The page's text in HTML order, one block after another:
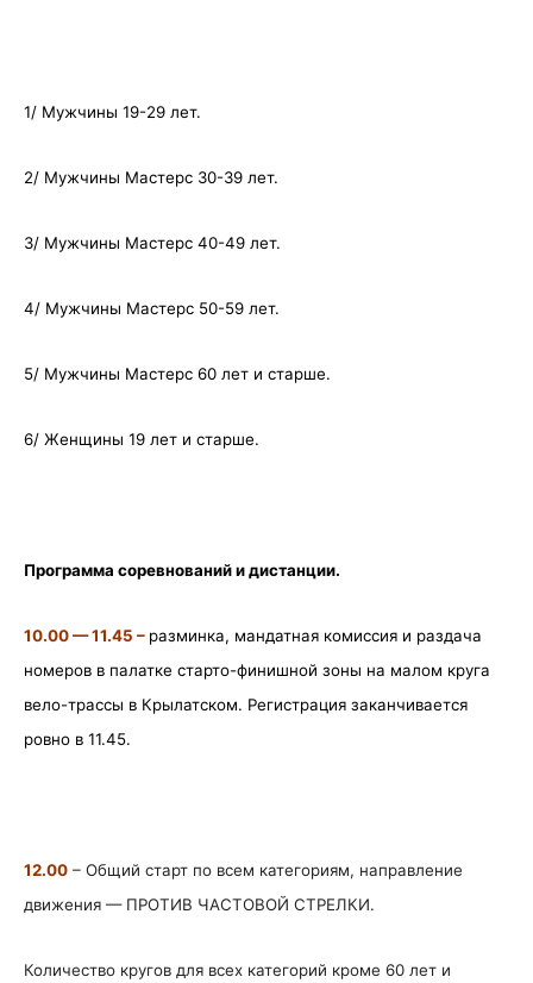
1/ Мужчины 19-29 лет.
2/ Мужчины Мастерс 30-39 лет.
3/ Мужчины Мастерс 40-49 лет.
4/ Мужчины Мастерc 50-59 лет.
5/ Мужчины Мастерс 60 лет и старше.
6/ Женщины 19 лет и старше.
Программа соревнований и дистанции.
10.00 — 11.45 – разминка, мандатная комиссия и раздача
номеров в палатке старто-финишной зоны на малом круга
вело-трассы в Крылатском. Регистрация заканчивается
ровно в 11.45.
12.00 – Общий старт по всем категориям, направление
движения — ПРОТИВ ЧАСТОВОЙ СТРЕЛКИ.
Количество кругов для всех категорий кроме 60 лет и